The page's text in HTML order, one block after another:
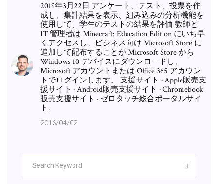
2019年3月22日 アンケート、テスト、投票を作
成し、集計結果を表示、組み込みの分析機能を
使用して、学生のテストの結果を評価 教師と
IT 管理者は Minecraft: Education Edition にいち早
くアクセスし、ビジネス向け Microsoft Store に
追加して配布することが Microsoft Store から
Windows 10 デバイスにダウンロードし、
Microsoft アカウントまたは Office 365 アカウン
トでログインします。 支援サイト · Apple販売支
援サイト · Android販売支援サイト · Chromebook
販売支援サイト · ゼロタッチ総合ポータルサイ
ト.
2016/04/02